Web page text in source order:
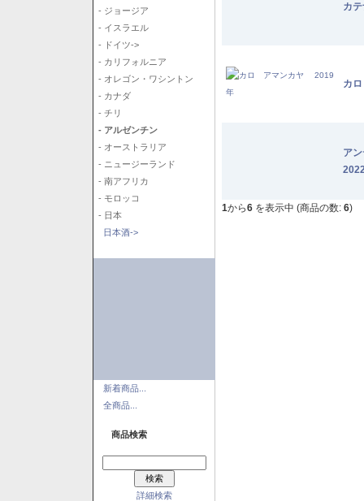
- ジョージア
- イスラエル
- ドイツ->
- カリフォルニア
- オレゴン・ワシントン
- カナダ
- チリ
- アルゼンチン
- オーストラリア
- ニュージーランド
- 南アフリカ
- モロッコ
- 日本
日本酒->
新着商品...
全商品...
商品検索
詳細検索
カ
カ
ア
1から6 を表示中 (商品の数: 6)